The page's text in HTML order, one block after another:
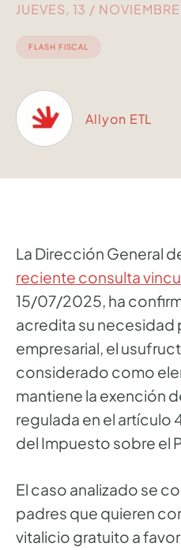
JUEVES, 13 /
FLASH FISCAL
Allyon ETL
La Dirección General
reciente consulta
15/07/2025, ha
acredita su necesidad
empresarial, el
considerado como
mantiene la exención
regulada en el artículo
del Impuesto sobre el
El caso analizado se
padres que quieren
vitalicio gratuito a